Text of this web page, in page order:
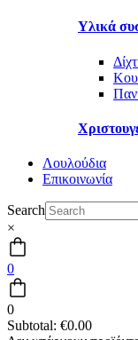
Υλικά
Λουλούδια
Επικοινωνία
Search
×
0
0
Subtotal: €0.00